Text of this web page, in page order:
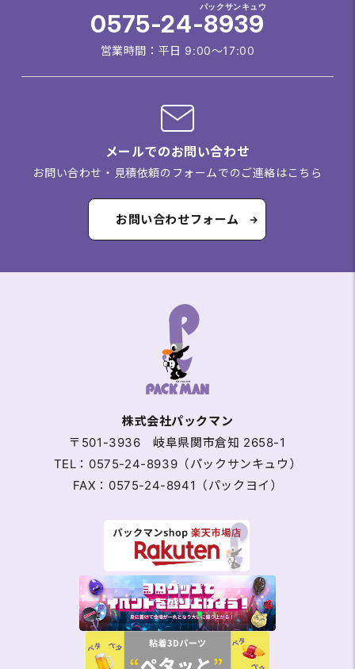
0575-24-8939
パックサンキュウ
営業時間：平日 9:00～17:00
メールでのお問い合わせ
お問い合わせ・見積依頼のフォームでのご連絡はこちら
お問い合わせフォーム
株式会社パックマン
〒501-3936 岐阜県関市倉知 2658-1
TEL：0575-24-8939（パックサンキュウ）
FAX：0575-24-8941（パックヨイ）